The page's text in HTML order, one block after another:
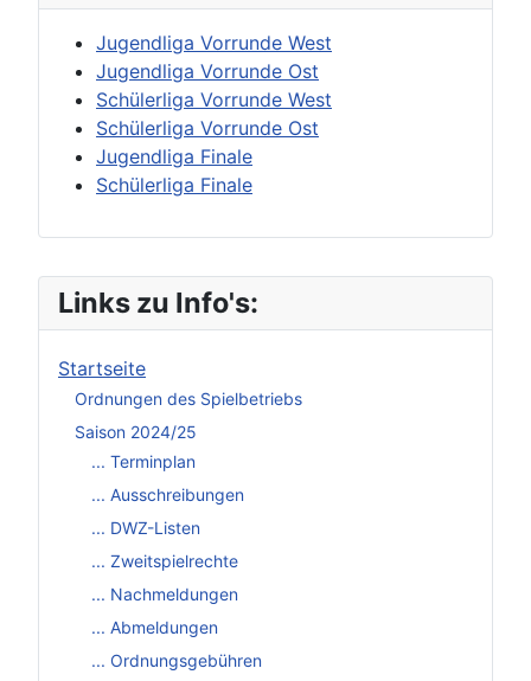
Links zu Info's:
Startseite
Ordnungen des Spielbetriebs
Saison 2024/25
... Terminplan
... Ausschreibungen
... DWZ-Listen
... Zweitspielrechte
... Nachmeldungen
... Abmeldungen
... Ordnungsgebühren
Jugendliga Vorrunde West
Jugendliga Vorrunde Ost
Schülerliga Vorrunde West
Schülerliga Vorrunde Ost
Jugendliga Finale
Schülerliga Finale